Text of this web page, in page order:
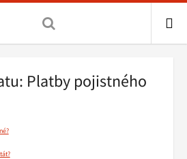
Platby pojistného